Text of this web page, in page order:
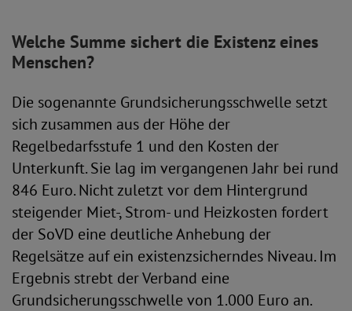
Welche Summe sichert die Existenz eines
Menschen?
Die sogenannte Grundsicherungsschwelle setzt
sich zusammen aus der Höhe der
Regelbedarfsstufe 1 und den Kosten der
Unterkunft. Sie lag im vergangenen Jahr bei rund
846 Euro. Nicht zuletzt vor dem Hintergrund
steigender Miet-, Strom- und Heizkosten fordert
der SoVD eine deutliche Anhebung der
Regelsätze auf ein existenzsicherndes Niveau. Im
Ergebnis strebt der Verband eine
Grundsicherungsschwelle von 1.000 Euro an.